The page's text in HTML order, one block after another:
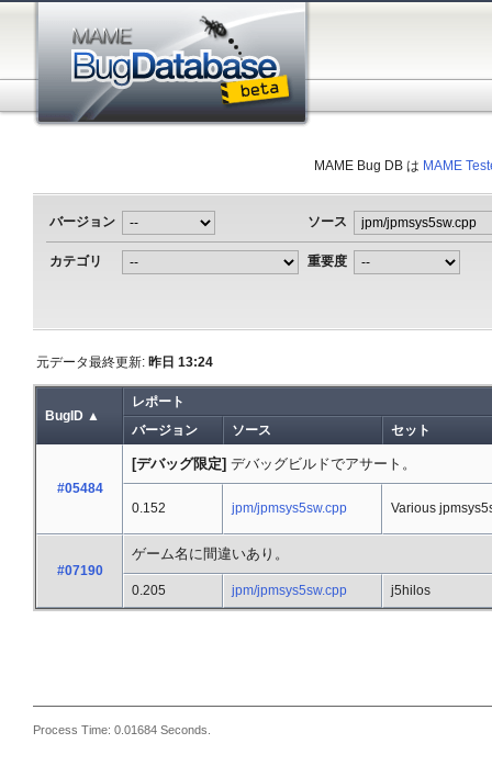
MAME Bug DB は MAME
バージョン ソース
カテゴリ 重要度
元データ最終更新: 昨日 13:24
BugID ▲
レポート
バージョン
ソース セット
#05484
[デバッグ限定] デバッグビルドでアサート。
0.152 jpm/jpmsys5sw.cpp Various
#07190
ゲーム名に間違いあり。
0.205 jpm/jpmsys5sw.cpp j5hilos
Process Time: 0.01684 Seconds.